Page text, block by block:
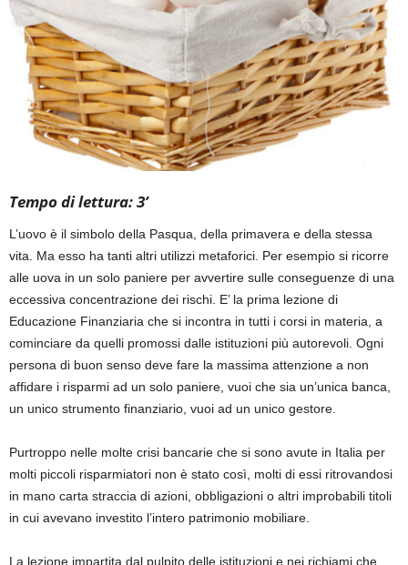
Tempo di lettura: 3’
L’uovo è il simbolo della Pasqua, della primavera e della stessa
vita. Ma esso ha tanti altri utilizzi metaforici. Per esempio si ricorre
alle uova in un solo paniere per avvertire sulle conseguenze di una
eccessiva concentrazione dei rischi. E’ la prima lezione di
Educazione Finanziaria che si incontra in tutti i corsi in materia, a
cominciare da quelli promossi dalle istituzioni più autorevoli. Ogni
persona di buon senso deve fare la massima attenzione a non
affidare i risparmi ad un solo paniere, vuoi che sia un’unica banca,
un unico strumento finanziario, vuoi ad un unico gestore.
Purtroppo nelle molte crisi bancarie che si sono avute in Italia per
molti piccoli risparmiatori non è stato così, molti di essi ritrovandosi
in mano carta straccia di azioni, obbligazioni o altri improbabili titoli
in cui avevano investito l’intero patrimonio mobiliare.
La lezione impartita dal pulpito delle istituzioni e nei richiami che